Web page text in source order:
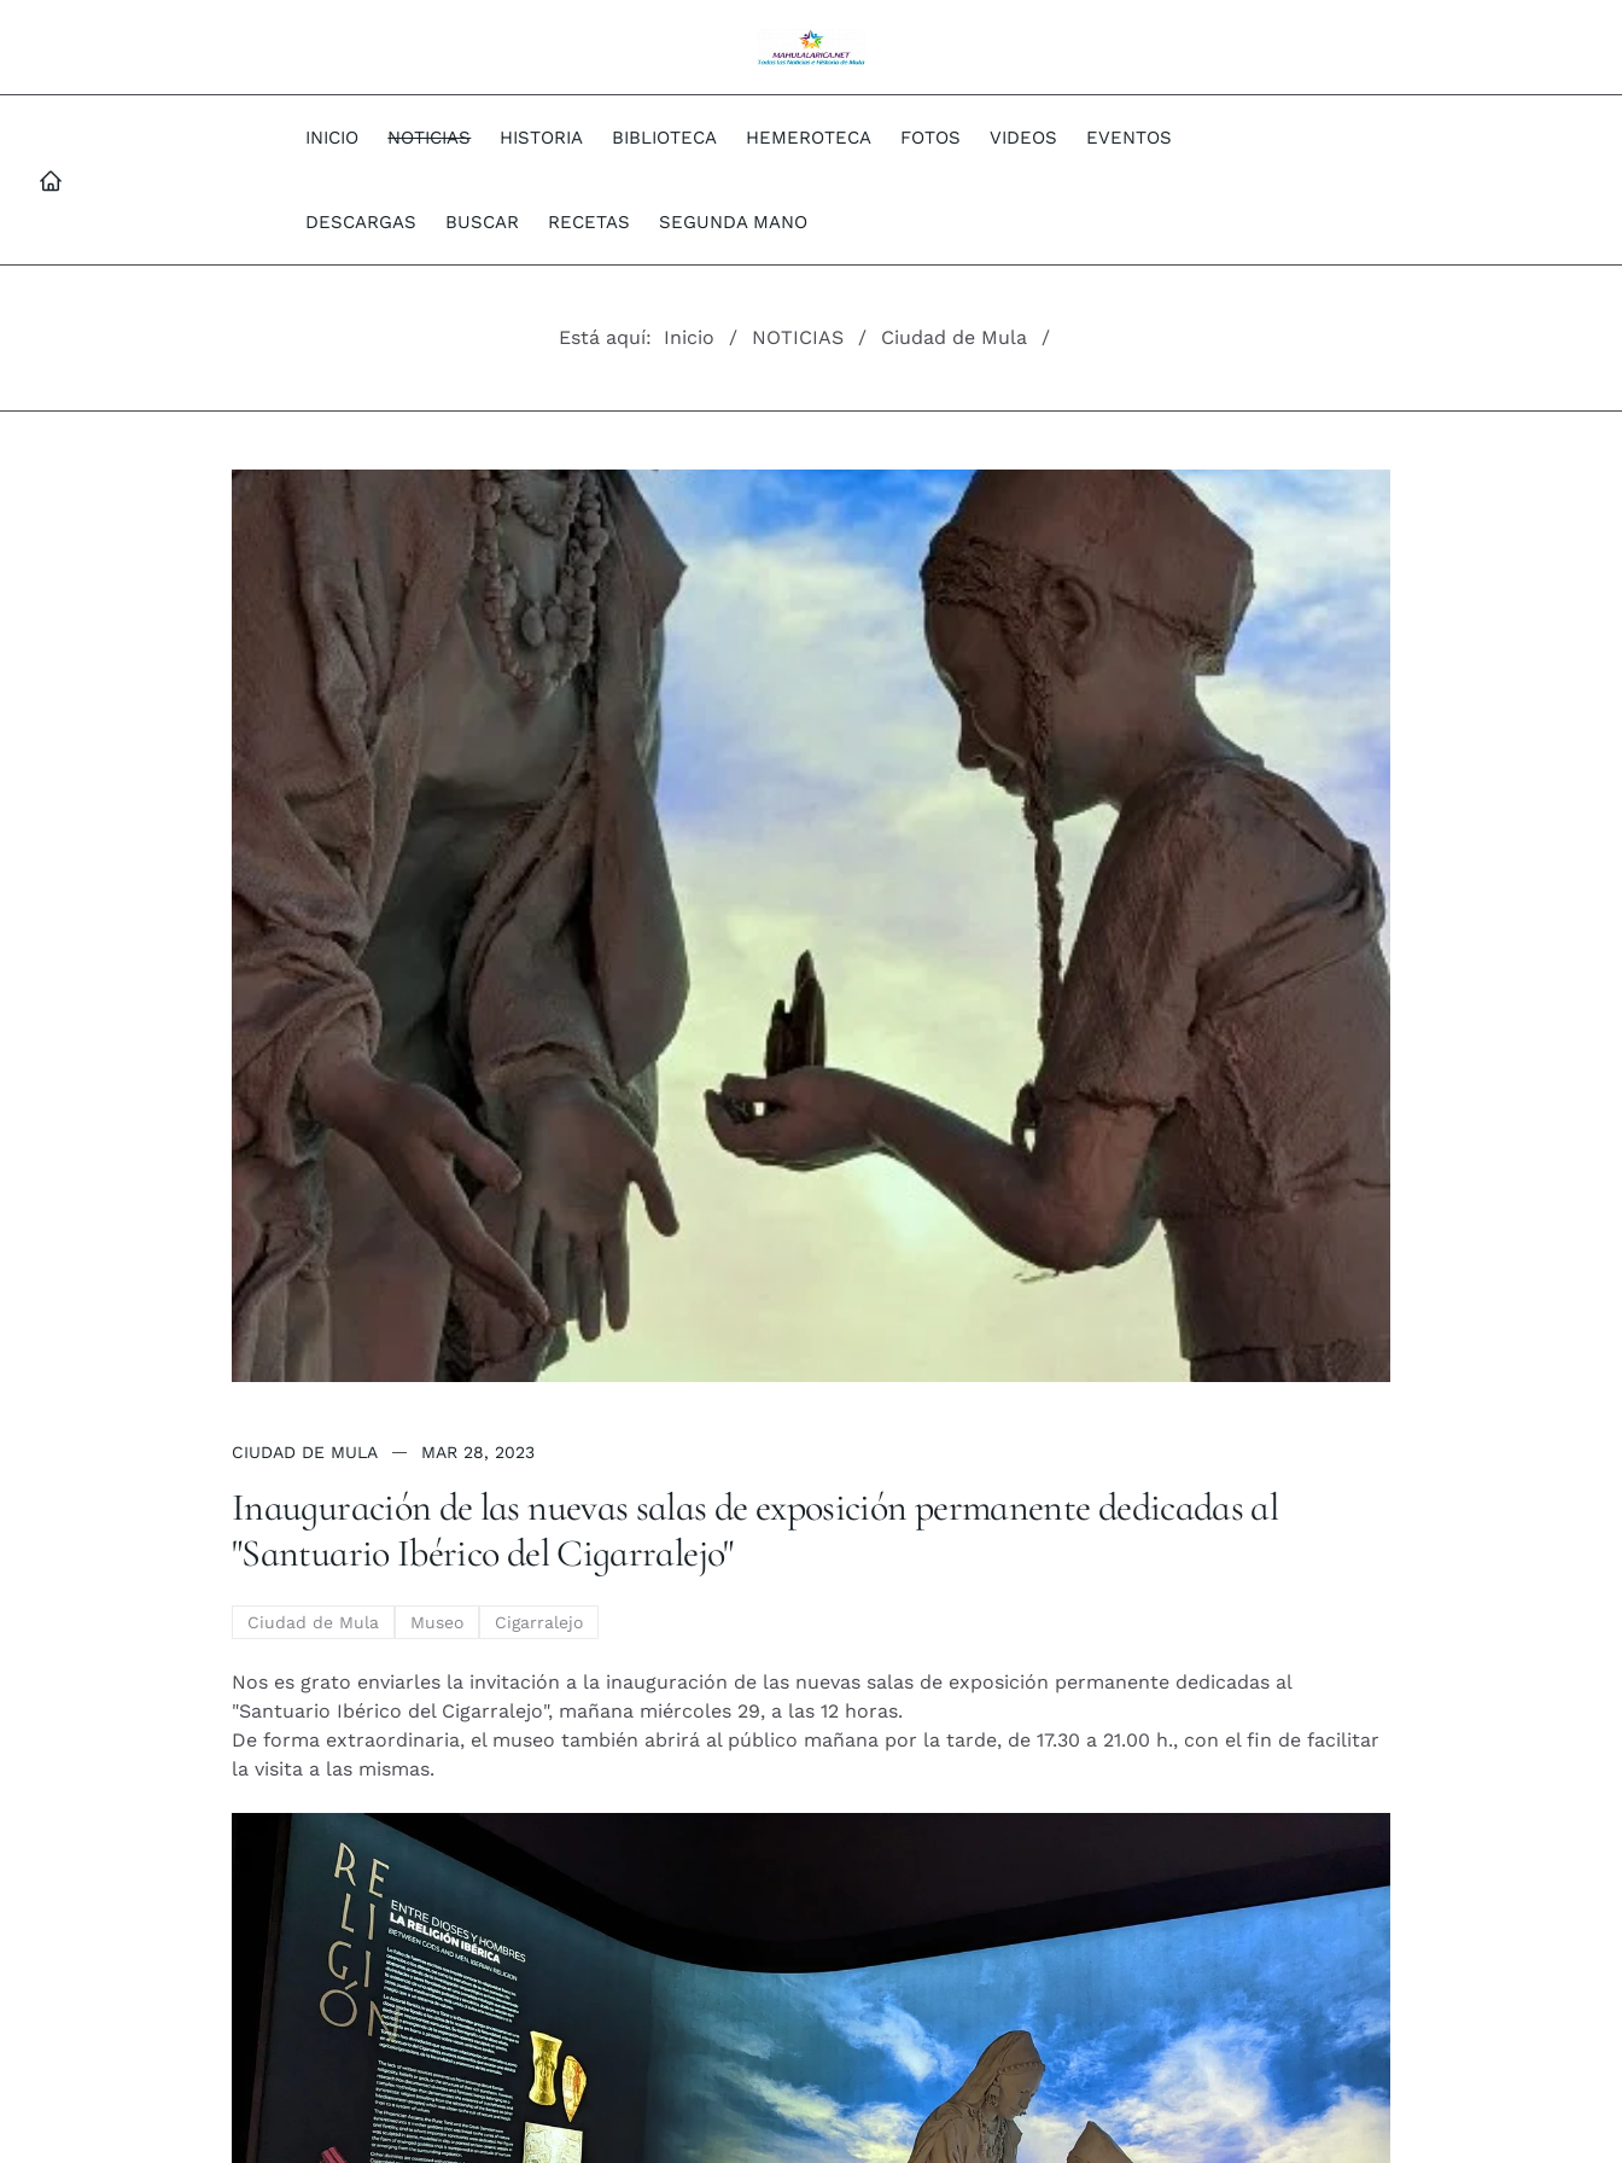
INICIO NOTICIAS HISTORIA BIBLIOTECA HEMEROTECA FOTOS VIDEOS EVENTOS
DESCARGAS BUSCAR RECETAS SEGUNDA MANO
Está aquí: Inicio NOTICIAS Ciudad de Mula
CIUDAD DE MULA MAR 28, 2023
Inauguración de las nuevas salas de exposición permanente dedicadas al
"Santuario Ibérico del Cigarralejo"
Ciudad de Mula Museo Cigarralejo
Nos es grato enviarles la invitación a la inauguración de las nuevas salas de exposición permanente dedicadas al
"Santuario Ibérico del Cigarralejo", mañana miércoles 29, a las 12 horas.
De forma extraordinaria, el museo también abrirá al público mañana por la tarde, de 17.30 a 21.00 h., con el fin de facilitar
la visita a las mismas.